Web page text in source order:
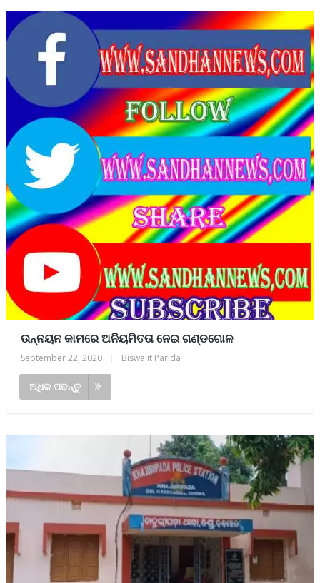
ଉନ୍ନୟନ କାମରେ ଅନିୟମିତତା ନେଇ ଗଣ୍ଡଗୋଳ
September 22, 2020 Biswajit Parida
ଅଧିକ ପଢନ୍ତୁ